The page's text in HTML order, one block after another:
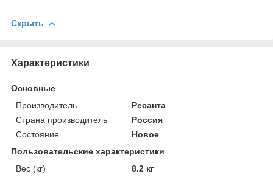
Скрыть
Характеристики
Основные
Производитель
Ресанта
Страна производитель
Россия
Состояние
Новое
Пользовательские характеристики
Вес (кг)
8.2 кг